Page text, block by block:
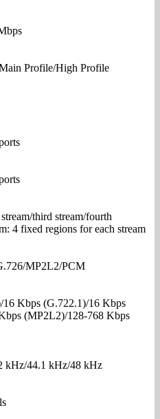
Profile/High Profile
third stream/fourth
4 fixed regions for each stream
MP2L2/PCM
16 Kbps (G.722.1)/16 Kbps
(MP2L2)/128-768 Kbps
kHz/44.1 kHz/48 kHz